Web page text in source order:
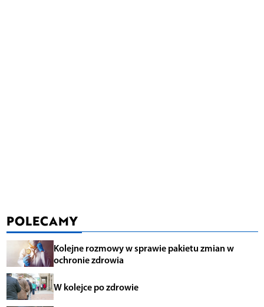
POLECAMY
Kolejne rozmowy w sprawie pakietu zmian w
ochronie zdrowia
W kolejce po zdrowie